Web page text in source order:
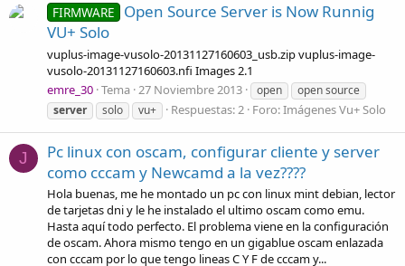
FIRMWARE
Open Source Server is Now Runnig
VU+ Solo
vuplus-image-vusolo-20131127160603_usb.zip vuplus-image-
vusolo-20131127160603.nfi Images 2.1
emre_30 Tema 27 Noviembre 2013 open
open source
server
solo vu+ Respuestas: 2 Foro:Imágenes Vu+ Solo
J
Pc linux con oscam, configurar cliente y server
como cccam y Newcamd a la vez????
Hola buenas, me he montado un pc con linux mint debian, lector
de tarjetas dni y le he instalado el ultimo oscam como emu.
Hasta aquí todo perfecto. El problema viene en la configuración
de oscam. Ahora mismo tengo en un gigablue oscam enlazada
con cccam por lo que tengo lineas C Y F de cccam y...